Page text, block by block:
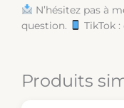
N’hésitez pas à
question.
TikTok
Produits